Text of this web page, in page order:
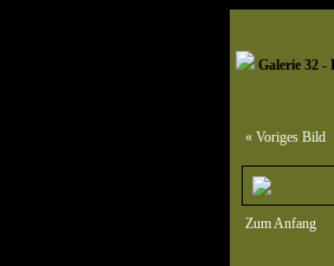
Galerie 32 -
« Voriges Bild
Zum Anfang